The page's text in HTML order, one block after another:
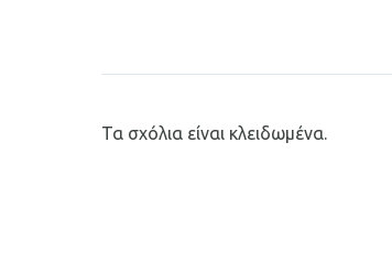
Τα σχόλια είναι κλειδωμένα.